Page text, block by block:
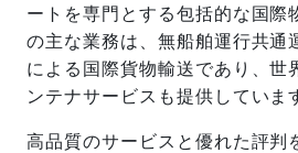
ートを専門とする包括的な国際
の主な業務は、無船舶運行共通
による国際貨物輸送であり、世
ンテナサービスも提供していま
高品質のサービスと優れた評判